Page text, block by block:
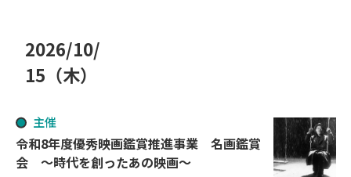
2026/
年
10/
月
15 （木）
主催
令和8年度優秀映画鑑賞推進事業 名画鑑賞
会 ～時代を創ったあの映画～